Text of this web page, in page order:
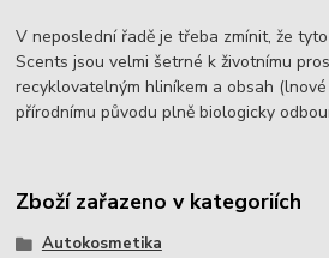
V neposlední řadě je třeba zmínit, že
Scents jsou velmi šetrné k životnímu
recyklovatelným hliníkem a obsah
přírodnímu původu plně biologicky
Zboží zařazeno v kategoriích
Autokosmetika